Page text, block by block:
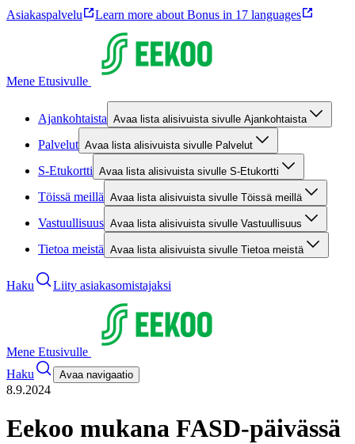
Asiakaspalvelu Learn more about Bonus in 17 languages
Mene Etusivulle
Ajankohtaista Avaa lista alisivuista sivulle Ajankohtaista
Palvelut Avaa lista alisivuista sivulle Palvelut
S-Etukortti Avaa lista alisivuista sivulle S-Etukortti
Töissä meillä Avaa lista alisivuista sivulle Töissä meillä
Vastuullisuus Avaa lista alisivuista sivulle Vastuullisuus
Tietoa meistä Avaa lista alisivuista sivulle Tietoa meistä
Haku Liity asiakasomistajaksi
Mene Etusivulle
Haku
Avaa navigaatio
8.9.2024
Eekoo mukana FASD-päivässä